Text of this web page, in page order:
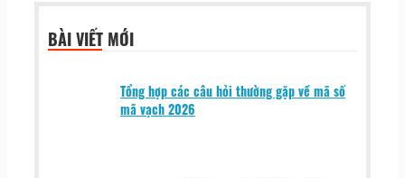
BÀI VIẾT MỚI
Tổng hợp các câu hỏi thường gặp về mã số
mã vạch 2026